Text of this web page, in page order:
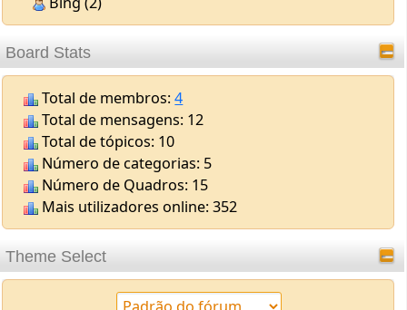
Board Stats
Total de membros:4
Total de mensagens: 12
Total de tópicos: 10
Número de categorias: 5
Número de Quadros: 15
Mais utilizadores online: 352